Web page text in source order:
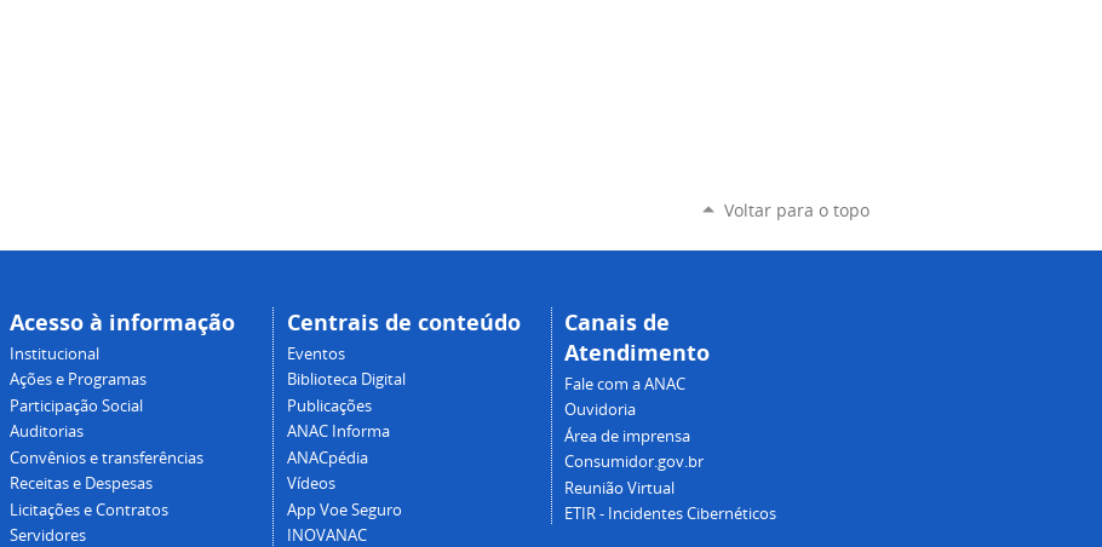
Voltar para o topo
Acesso à informação
Institucional
Ações e Programas
Participação Social
Auditorias
Convênios e transferências
Receitas e Despesas
Licitações e Contratos
Servidores
Centrais de conteúdo
Eventos
Biblioteca Digital
Publicações
ANAC Informa
ANACpédia
Vídeos
App Voe Seguro
INOVANAC
Canais de
Atendimento
Fale com a ANAC
Ouvidoria
Área de imprensa
Consumidor.gov.br
Reunião Virtual
ETIR - Incidentes Cibernéticos